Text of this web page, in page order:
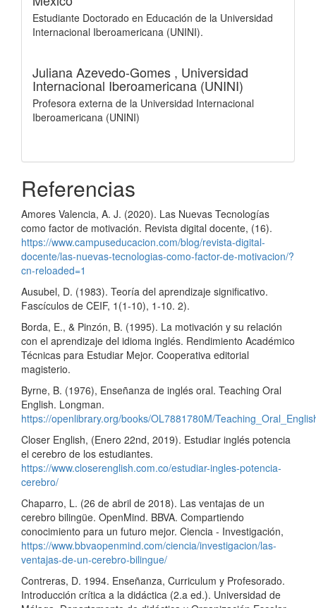
Estudiante Doctorado en Educación de la Universidad
Internacional Iberoamericana (UNINI).
Juliana Azevedo-Gomes , Universidad
Internacional Iberoamericana (UNINI)
Profesora externa de la Universidad Internacional
Iberoamericana (UNINI)
Referencias
Amores Valencia, A. J. (2020). Las Nuevas Tecnologías
como factor de motivación. Revista digital docente, (16).
https://www.campuseducacion.com/blog/revista-digital-
docente/las-nuevas-tecnologias-como-factor-de-motivacion/?
cn-reloaded=1
Ausubel, D. (1983). Teoría del aprendizaje significativo.
Fascículos de CEIF, 1(1-10), 1-10. 2).
Borda, E., & Pinzón, B. (1995). La motivación y su relación
con el aprendizaje del idioma inglés. Rendimiento Académico
Técnicas para Estudiar Mejor. Cooperativa editorial
magisterio.
Byrne, B. (1976), Enseñanza de inglés oral. Teaching Oral
English. Longman.
https://openlibrary.org/books/OL7881780M/
Closer English, (Enero 22nd, 2019). Estudiar inglés potencia
el cerebro de los estudiantes.
https://www.closerenglish.com.co/estudiar-ingles-potencia-
cerebro/
Chaparro, L. (26 de abril de 2018). Las ventajas de un
cerebro bilingüe. OpenMind. BBVA. Compartiendo
conocimiento para un futuro mejor. Ciencia - Investigación,
https://www.bbvaopenmind.com/ciencia/investigacion/las-
ventajas-de-un-cerebro-bilingue/
Contreras, D. 1994. Enseñanza, Curriculum y Profesorado.
Introducción crítica a la didáctica (2.a ed.). Universidad de